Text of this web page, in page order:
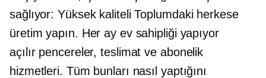
sağlıyor:Yüksek kaliteliToplumdaki herkese
üretim yapın. Her ay ev sahipliği yapıyor
açılır pencereler, teslimat ve abonelik
hizmetleri. Tüm bunları nasıl yaptığını